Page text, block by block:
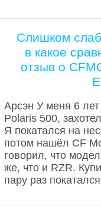
Слишком
в какое
отзыв о
Арсэн У меня 6
Polaris 500,
Я покатался на
потом нашёл CF
говорил, что
же, что и RZR.
пару раз